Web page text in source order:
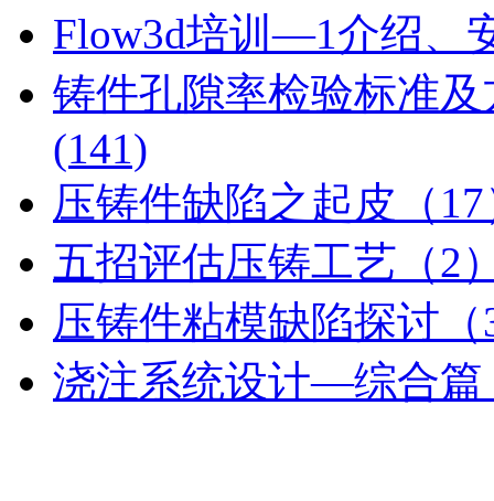
Flow3d培训—1介绍、
铸件孔隙率检验标准
(141)
压铸件缺陷之起皮（
五招评估压铸工艺（2
压铸件粘模缺陷探讨（
浇注系统设计—综合篇